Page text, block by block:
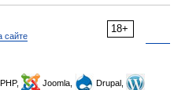
18+
сайте
Joomla,
Drupal,